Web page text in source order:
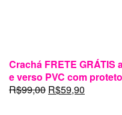
Crachá FRETE
e verso PVC com
R$99,00 O
R$59,90O